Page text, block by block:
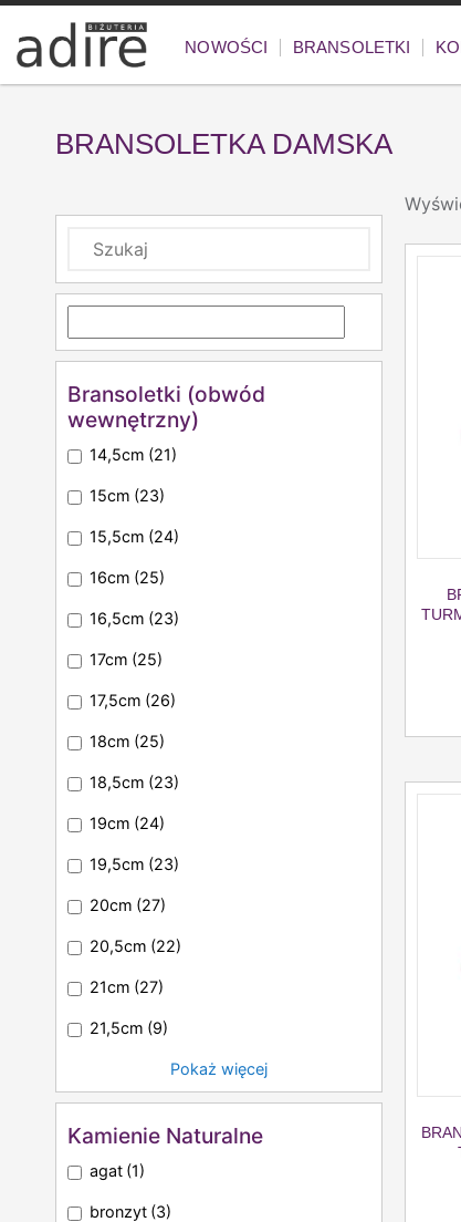
NOWOŚCI BRANSOLETKI
BRANSOLETKA DAMSKA
Bransoletki (obwód
wewnętrzny)
14,5cm (21)
15cm (23)
15,5cm (24)
16cm (25)
16,5cm (23)
17cm (25)
17,5cm (26)
18cm (25)
18,5cm (23)
19cm (24)
19,5cm (23)
20cm (27)
20,5cm (22)
21cm (27)
21,5cm (9)
Pokaż więcej
Kamienie Naturalne
agat (1)
bronzyt (3)